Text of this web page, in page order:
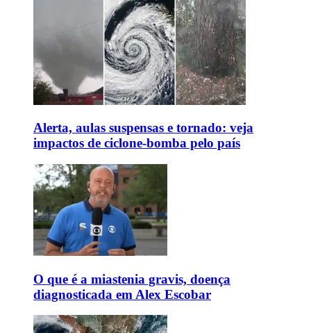
Alerta, aulas suspensas e tornado: veja
impactos de ciclone-bomba pelo país
O que é a miastenia gravis, doença
diagnosticada em Alex Escobar